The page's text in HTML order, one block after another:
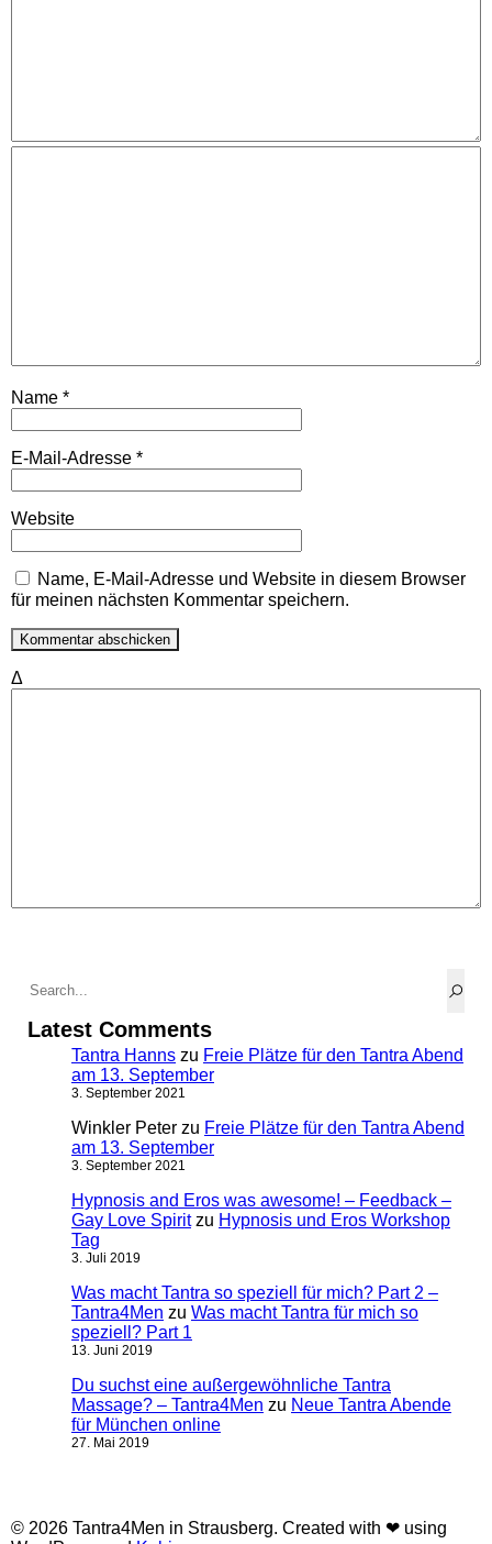
Name *
E-Mail-Adresse *
Website
Name, E-Mail-Adresse und Website in diesem Browser
für meinen nächsten Kommentar speichern.
Δ
Latest Comments
Tantra Hanns zu Freie Plätze für den Tantra Abend
am 13. September
3. September 2021
Winkler Peter zu Freie Plätze für den Tantra Abend
am 13. September
3. September 2021
Hypnosis and Eros was awesome! – Feedback –
Gay Love Spiritzu Hypnosis und Eros Workshop
Tag
3. Juli 2019
Was macht Tantra so speziell für mich? Part 2 –
Tantra4Men zu Was macht Tantra für mich so
speziell? Part 1
13. Juni 2019
Du suchst eine außergewöhnliche Tantra
Massage? – Tantra4Men zu Neue Tantra Abende
für München online
27. Mai 2019
© 2026 Tantra4Men in Strausberg. Created with ❤ using